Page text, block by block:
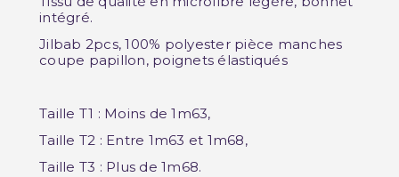
intégré.
Jilbab 2pcs, 100% polyester pièce manches
coupe papillon, poignets élastiqués
Taille T1 : Moins de 1m63,
Taille T2 : Entre 1m63 et 1m68,
Taille T3 : Plus de 1m68.